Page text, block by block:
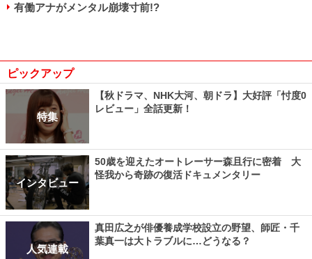
有働アナがメンタル崩壊寸前!?
ピックアップ
特集
【秋ドラマ、NHK大河、朝ドラ】大好評「忖度0
レビュー」全話更新！
インタビュー
50歳を迎えたオートレーサー森且行に密着 大
怪我から奇跡の復活ドキュメンタリー
人気連載
真田広之が俳優養成学校設立の野望、師匠・千
葉真一は大トラブルに…どうなる？